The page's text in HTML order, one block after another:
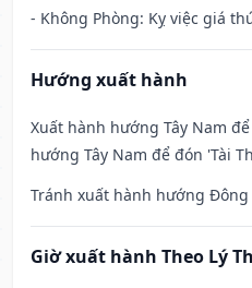
- Không Phòng: Kỵ việc giá
Hướng xuất hành
Xuất hành hướng Tây Nam
hướng Tây Nam để đón 'Tài
Tránh xuất hành hướng Đông
Giờ xuất hành Theo Lý